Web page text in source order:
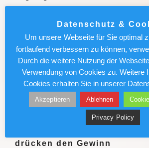
Roadshow ein, um über Kreuzfahrt-
2027/2028 zu informieren. Mit
Verkaufstipps, direktem Austausch
Gewinnchancen bietet die
Einblicke zu den Fluss- und…
Weiterlesen
drücken den Gewinn
Datenschutz &
Um unsere Webseite für Sie optimal
fortlaufend verbessern zu können,
Durch die weitere Nutzung der
Verwendung von Cookies zu. Weitere
Cookies erhalten Sie in unserer
Akzeptieren Ablehnen
Privacy Policy